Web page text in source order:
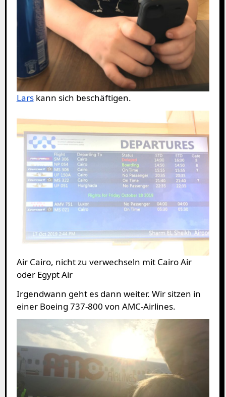
Larskann sich beschäftigen.
Air Cairo, nicht zu verwechseln mit Cairo Air
oder Egypt Air
Irgendwann geht es dann weiter. Wir sitzen in
einer Boeing 737-800 von AMC-Airlines.